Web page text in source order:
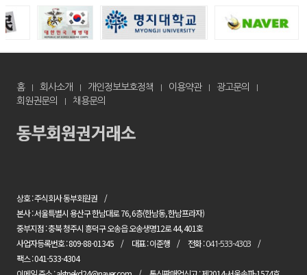
홈 회사소개 개인정보보호정책 이용약관
광고문의
회원권문의
채용문의
상호 : 주식회사 동부회원권
본사 : 서울특별시 용산구 한남대로 76, 6층(한남동, 한남프라자)
중부지점 : 충북 청주시 흥덕구 오송읍 오송생명12로 44, 401호
사업자등록번호 : 809-88-01345
대표 : 이준행 전화 :041-533-4303
팩스 : 041-533-4304